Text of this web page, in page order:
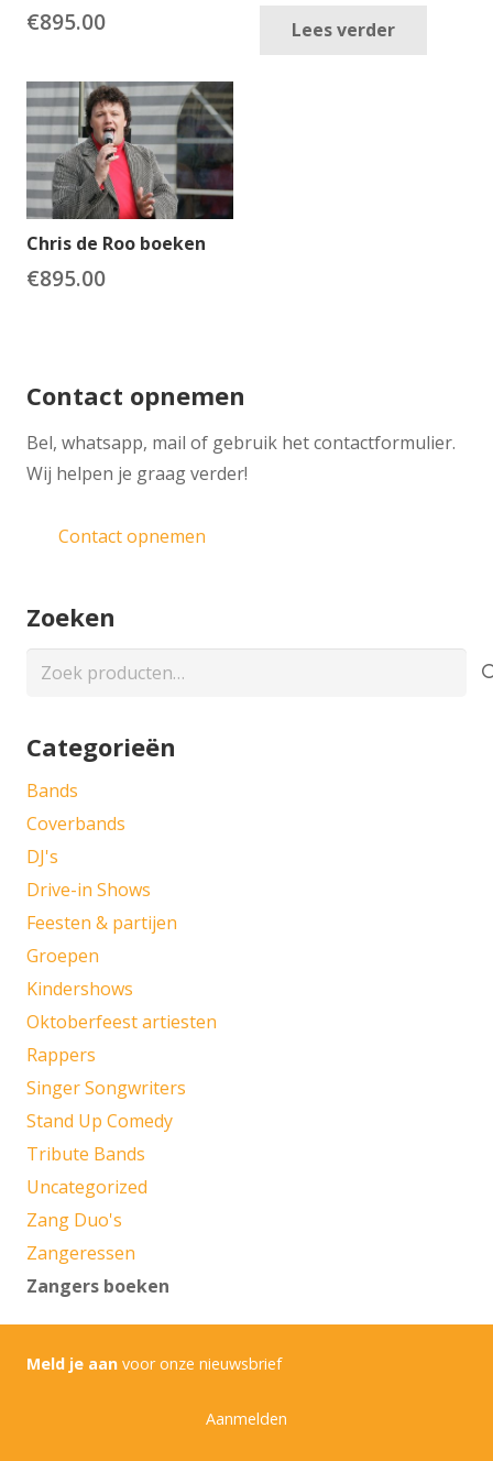
€895.00 Lees verder
Chris de Roo boeken
€895.00
Contact opnemen
​Bel, whatsapp, mail of gebruik het contactformulier.
Wij helpen je graag verder!
Contact opnemen
Zoeken
Zoeken
Categorieën
Bands
Coverbands
DJ's
Drive-in Shows
Feesten & partijen
Groepen
Kindershows
Oktoberfeest artiesten
Rappers
Singer Songwriters
Stand Up Comedy
Tribute Bands
Uncategorized
Zang Duo's
Zangeressen
Zangers boeken
Meld je aan voor onze nieuwsbrief
Aanmelden